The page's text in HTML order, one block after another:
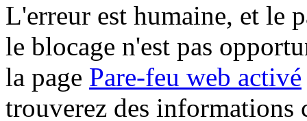
L'erreur est humaine, et le
le blocage n'est pas
la page Pare-feu web activé
trouverez des informations